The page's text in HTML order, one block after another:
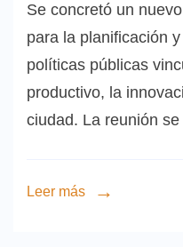
Se concretó un
para la planificación
políticas públicas
productivo, la
ciudad. La reunión
Leer más